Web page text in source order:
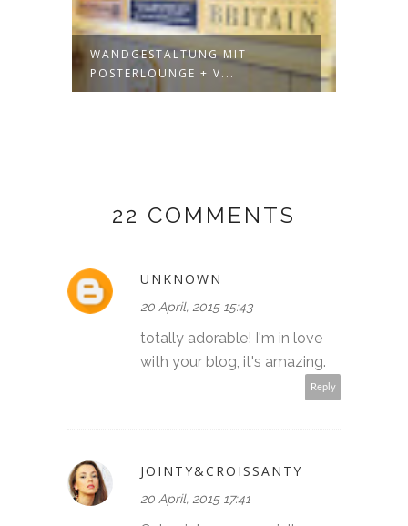
WANDGESTALTUNG MIT
POSTERLOUNGE + V...
22 COMMENTS
UNKNOWN
20 April, 2015 15:43
totally adorable! I'm in love
with your blog, it's amazing.
Reply
JOINTY&CROISSANTY
20 April, 2015 17:41